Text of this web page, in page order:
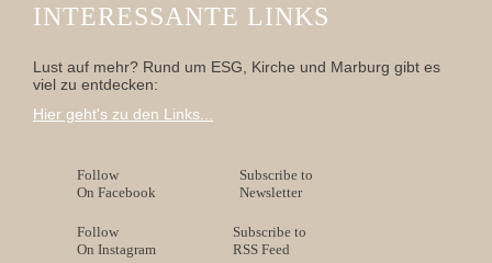
INTERESSANTE LINKS
Lust auf mehr? Rund um ESG, Kirche und Marburg gibt es
viel zu entdecken:
Hier geht's zu den Links...
Follow
On Facebook
Subscribe to
Newsletter
Follow
On Instagram
Subscribe to
RSS Feed